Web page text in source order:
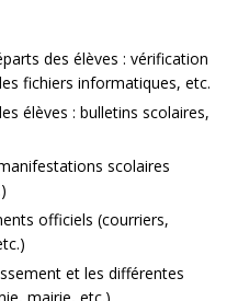
des élèves : vérification
fichiers informatiques, etc.
élèves : bulletins scolaires,
scolaires
officiels (courriers,
et les différentes